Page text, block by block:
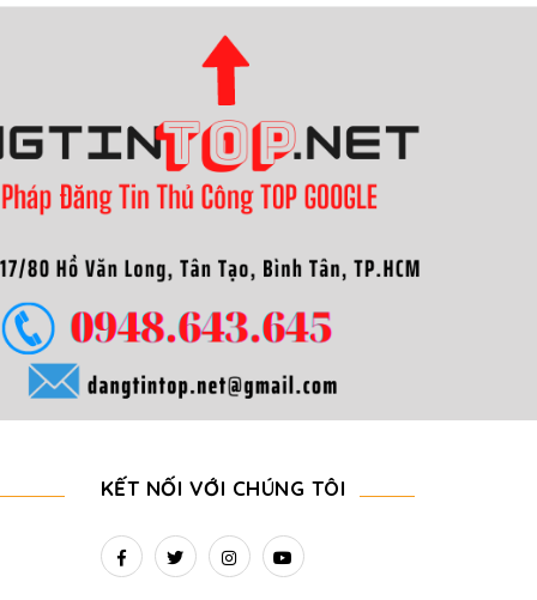
KẾT NỐI VỚI CHÚNG TÔI